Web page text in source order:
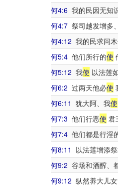
何4:6 我的民因无知
何4:7 祭司越发增多
何4:12 我的民求问
何5:4 他们所行的使
何5:12 我使 以法莲
何6:2 过两天他必使
何6:11 犹大阿、我使
何7:3 他们行恶使 君
何7:4 他们都是行淫
何8:11 以法莲增添
何9:2 谷场和酒醡、
何9:12 纵然养大儿